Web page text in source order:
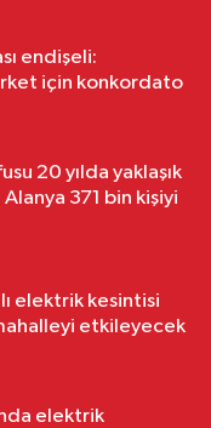
endişeli:
için konkordato
20 yılda yaklaşık
371 bin kişiyi
elektrik kesintisi
etkileyecek
elektrik